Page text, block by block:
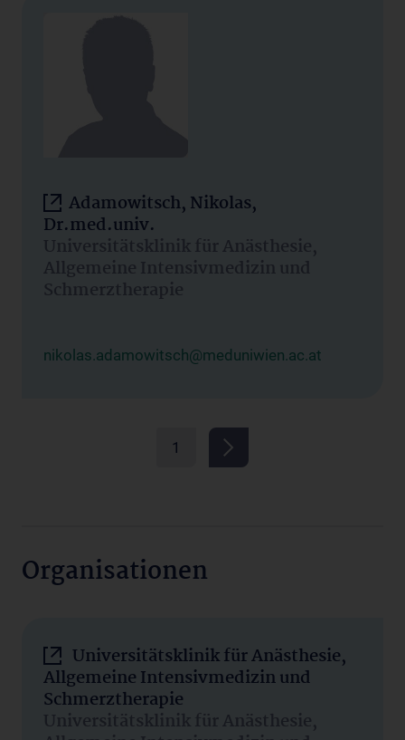
Adamowitsch, Nikolas,
Dr.med.univ.
Universitätsklinik für Anästhesie,
Allgemeine Intensivmedizin und
Schmerztherapie
nikolas.adamowitsch@meduniwien.ac.at
1
Organisationen
Universitätsklinik für Anästhesie,
Allgemeine Intensivmedizin und
Schmerztherapie
Universitätsklinik für Anästhesie,